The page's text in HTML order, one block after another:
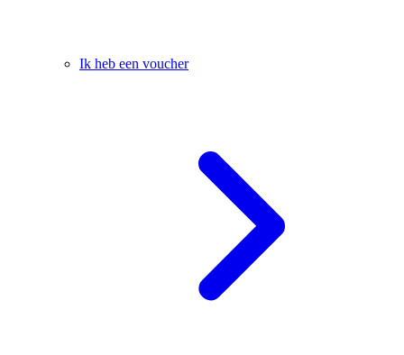
Ik heb een voucher